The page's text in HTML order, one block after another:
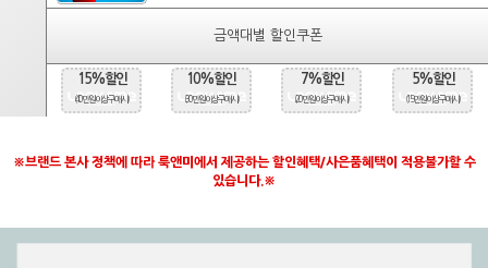
금액대별 할인쿠폰
15%할인
(40만원 이상 구매시)
10%할인
(30만원 이상 구매시)
7%할인
(20만원 이상 구매시)
5%할인
(15만원 이상 구매시)
※브랜드 본사 정책에 따라 룩앤미에서 제공하는 할인혜택/사은품혜택이 적용불가할 수
있습니다.※